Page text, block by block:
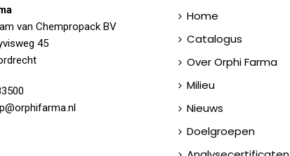
van Chempropack BV
45
Home
Catalogus
Over Orphi Farma
Milieu
Nieuws
Doelgroepen